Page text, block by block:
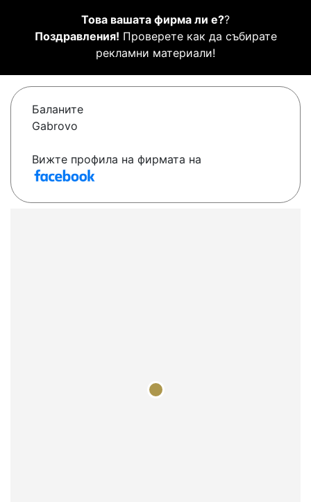
Това вашата фирма ли е??
Поздравления! Проверете как да събирате
рекламни материали!
Баланите
Gabrovo
Вижте профила на фирмата на